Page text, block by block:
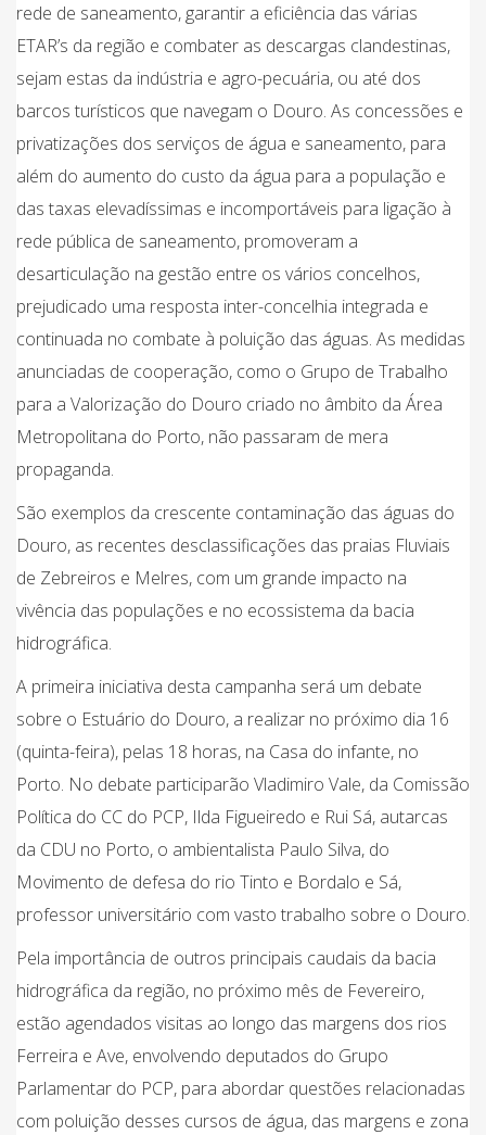
rede de saneamento, garantir a eficiência das várias
ETAR’s da região e combater as descargas clandestinas,
sejam estas da indústria e agro-pecuária, ou até dos
barcos turísticos que navegam o Douro. As concessões e
privatizações dos serviços de água e saneamento, para
além do aumento do custo da água para a população e
das taxas elevadíssimas e incomportáveis para ligação à
rede pública de saneamento, promoveram a
desarticulação na gestão entre os vários concelhos,
prejudicado uma resposta inter-concelhia integrada e
continuada no combate à poluição das águas. As medidas
anunciadas de cooperação, como o Grupo de Trabalho
para a Valorização do Douro criado no âmbito da Área
Metropolitana do Porto, não passaram de mera
propaganda.
São exemplos da crescente contaminação das águas do
Douro, as recentes desclassificações das praias Fluviais
de Zebreiros e Melres, com um grande impacto na
vivência das populações e no ecossistema da bacia
hidrográfica.
A primeira iniciativa desta campanha será um debate
sobre o Estuário do Douro, a realizar no próximo dia 16
(quinta-feira), pelas 18 horas, na Casa do infante, no
Porto. No debate participarão Vladimiro Vale, da Comissão
Política do CC do PCP, Ilda Figueiredo e Rui Sá, autarcas
da CDU no Porto, o ambientalista Paulo Silva, do
Movimento de defesa do rio Tinto e Bordalo e Sá,
professor universitário com vasto trabalho sobre o Douro.
Pela importância de outros principais caudais da bacia
hidrográfica da região, no próximo mês de Fevereiro,
estão agendados visitas ao longo das margens dos rios
Ferreira e Ave, envolvendo deputados do Grupo
Parlamentar do PCP, para abordar questões relacionadas
com poluição desses cursos de água, das margens e zona